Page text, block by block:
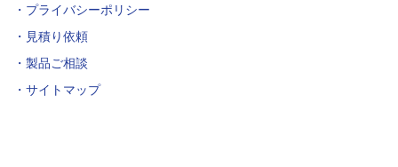
プライバシーポリシー
見積り依頼
製品ご相談
サイトマップ